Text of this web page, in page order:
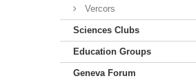
Vercors
Sciences Clubs
Education Groups
Geneva Forum